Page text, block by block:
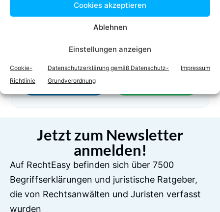
Cookies akzeptieren
Ablehnen
Einstellungen anzeigen
Cookie-
Richtlinie
Datenschutzerklärung gemäß Datenschutz-
Grundverordnung
Impressum
LinkedIn
Jetzt zum Newsletter
anmelden!
Auf RechtEasy befinden sich über 7500
Begriffserklärungen und juristische Ratgeber,
die von Rechtsanwälten und Juristen verfasst
wurden